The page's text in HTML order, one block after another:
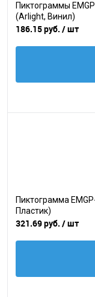
Пиктограммы
(Arlight, Винил)
186.15 руб. / шт
Пиктограмма
Пластик)
321.69 руб. / шт